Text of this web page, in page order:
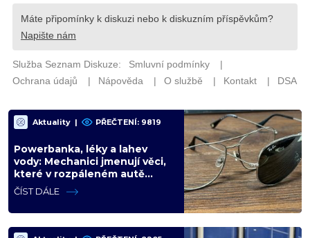
Aktuality | PŘEČTENÍ: 9819
Powerbanka, léky a lahev
vody: Mechanici jmenují věci,
které v rozpáleném autě
nemají co dělat. Hrozí i požár
ČÍST DÁLE